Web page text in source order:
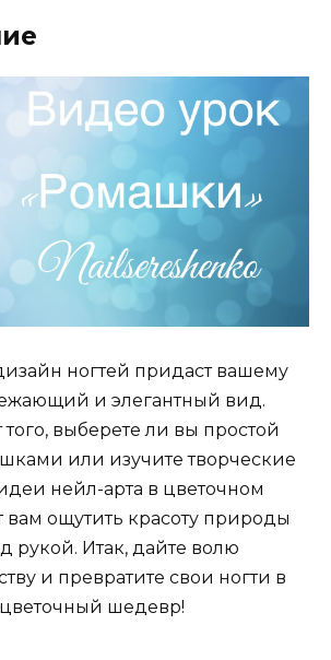
ногтей придаст вашему
и элегантный вид.
выберете ли вы простой
или изучите творческие
нейл-арта в цветочном
вам ощутить красоту природы
рукой. Итак, дайте волю
и превратите свои ногти в
шедевр!